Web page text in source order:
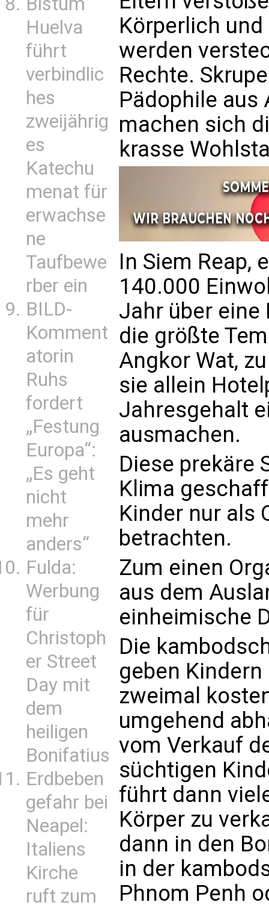
Huelva
führt
verbindlic
hes
zweijährig
es
Katechu
menat für
erwachse
ne
Taufbewe
rber ein
BILD-
Komment
atorin
Ruhs
fordert
„Festung
Europa“:
„Es geht
nicht
mehr
anders“
Fulda:
Werbung
für
Christoph
er Street
Day mit
dem
heiligen
Bonifatius
Erdbeben
gefahr bei
Neapel:
Italiens
Kirche
ruft zum
Körperlich
werden
Rechte.
Pädophile aus
machen sich
krasse
In Siem Reap,
140.000
Jahr über eine
die größte
Angkor Wat,
sie allein
Jahresgehalt
ausmachen.
Diese prekäre
Klima
Kinder nur als
betrachten.
Zum einen
aus dem
einheimische
Die
geben
zweimal
umgehend
vom Verkauf
süchtigen
führt dann
Körper zu
dann in den
in der
Phnom Penh